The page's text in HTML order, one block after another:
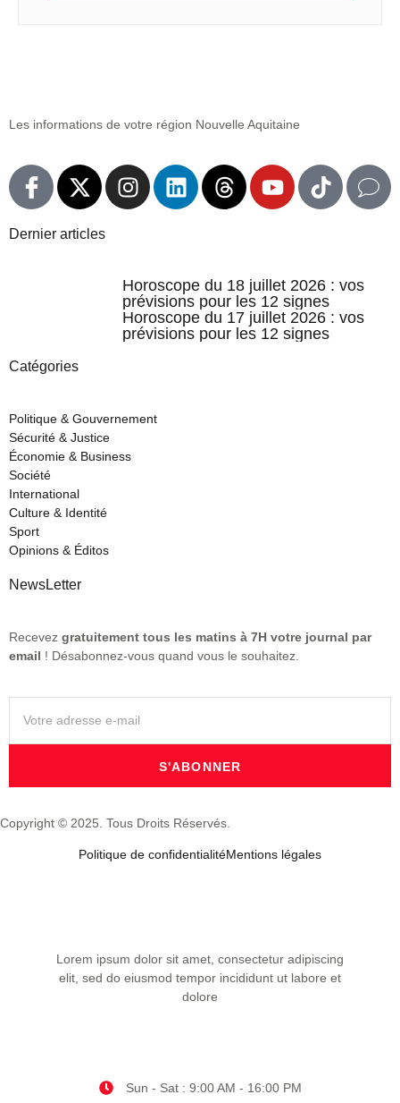
Les informations de votre région Nouvelle Aquitaine
Dernier articles
Horoscope du 18 juillet 2026 : vos
prévisions pour les 12 signes
Horoscope du 17 juillet 2026 : vos
prévisions pour les 12 signes
Catégories
Politique & Gouvernement
Sécurité & Justice
Économie & Business
Société
International
Culture & Identité
Sport
Opinions & Éditos
NewsLetter
Recevez gratuitement tous les matins à 7H votre journal par
email ! Désabonnez-vous quand vous le souhaitez.
S'ABONNER
Copyright © 2025. Tous Droits Réservés.
Politique de confidentialitéMentions légales
Lorem ipsum dolor sit amet, consectetur adipiscing
elit, sed do eiusmod tempor incididunt ut labore et
dolore
Sun - Sat : 9:00 AM - 16:00 PM